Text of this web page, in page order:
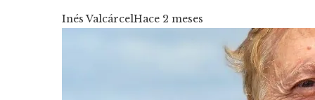
Inés ValcárcelHace 2 meses